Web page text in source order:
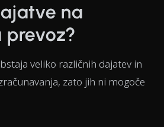
na
prevoz?
veliko različnih dajatev in
zato jih ni mogoče